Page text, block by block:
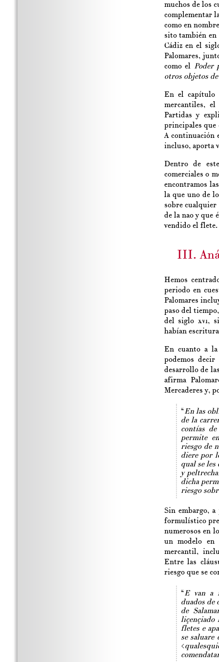
muchos de los
complementar
como en
sito también en
Cádiz en el
Palomares,
como el Poder
otros objetos
En el capítulo
mercantiles,
Partidas y
principales que
A continuación
incluso, aporta
Dentro de
comerciales o
encontramos
la que uno de
sobre cualquier
de la nao y que
vendido el flete.
III.
Hemos
periodo en
Palomares
paso del
del sigloxvi,
habían
En cuanto a
podemos
desarrollo de
afirma
Mercaderes y,
“En las
de la
contías
permite
riesgo de
diere por
qual se les
y
dicha
riesgo
Sin embargo,
formulístico
numerosos en
un modelo en
mercantil,
Entre las
riesgo que se
“E van a
duados de
de
liçençiado
fletes e
se saluare
<